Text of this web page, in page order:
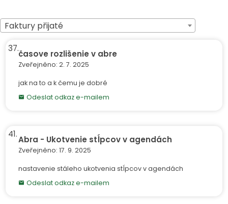
Faktury přijaté
Faktury přijaté
Abra tipy a triky
37.
časove rozlišenie v abre
Zveřejněno: 2. 7. 2025
jak na to a k čemu je dobré
Odeslat odkaz e-mailem
Daňové zálohové listy
přijaté
Daňové zálohové listy
41.
Abra - Ukotvenie stĺpcov v agendách
Zveřejněno: 17. 9. 2025
nastavenie stáleho ukotvenia stĺpcov v agendách
Odeslat odkaz e-mailem